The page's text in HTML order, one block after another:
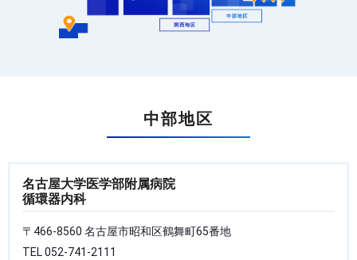
中部地区
名古屋大学医学部附属病院
循環器内科
〒466-8560 名古屋市昭和区鶴舞町65番地
TEL 052-741-2111